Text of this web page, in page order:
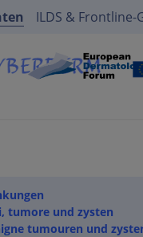
ILDS &
tumore und zysten
tumouren und